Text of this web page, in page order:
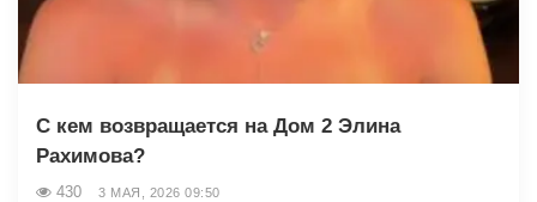
С кем возвращается на Дом 2 Элина
Рахимова?
430 3 МАЯ, 2026 09:50